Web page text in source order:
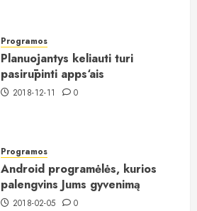
Programos
Planuojantys keliauti turi
pasirūpinti apps‘ais
2018-12-11 0
Programos
Android programėlės, kurios
palengvins Jums gyvenimą
2018-02-05 0